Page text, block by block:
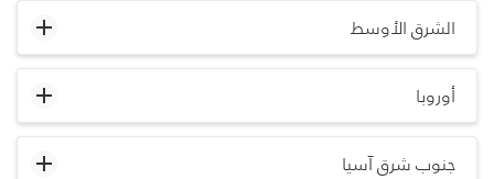
الشرق الأوسط
أوروبا
جنوب شرق آسيا